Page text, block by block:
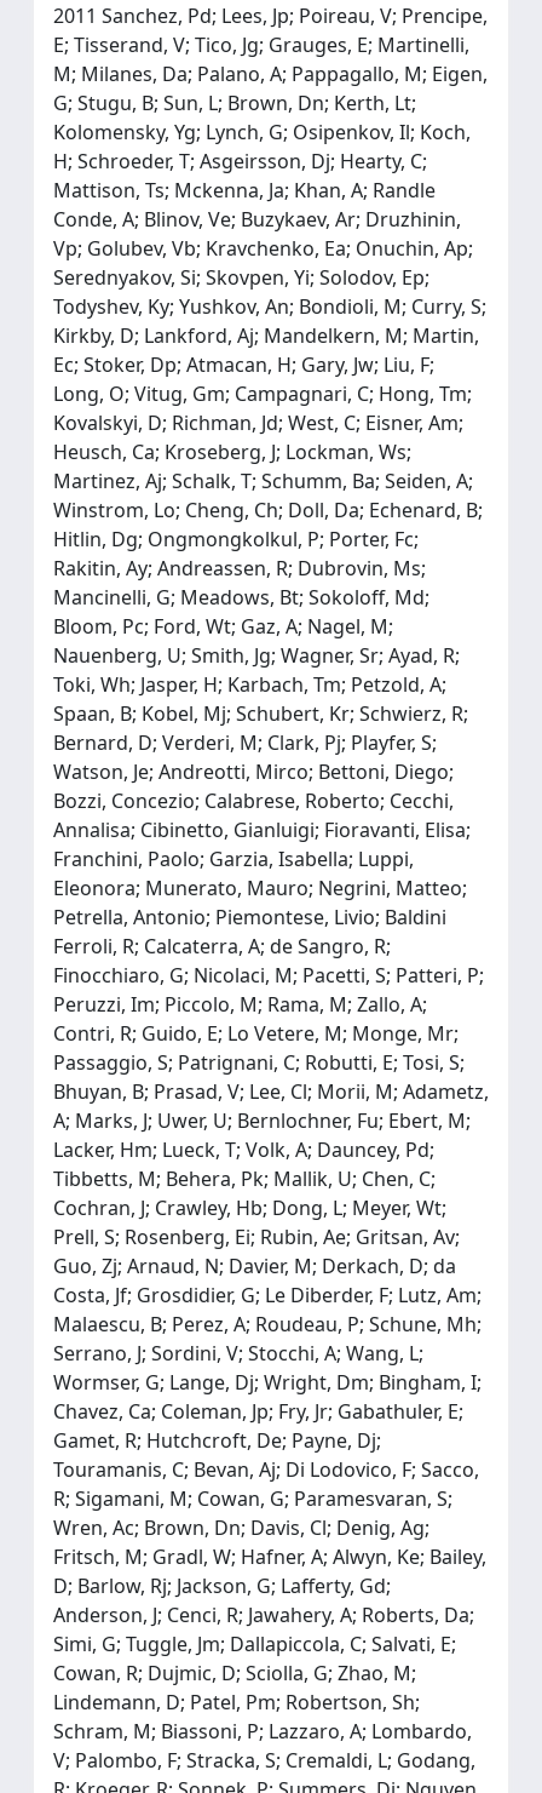
2011 Sanchez, Pd; Lees, Jp; Poireau, V; Prencipe,
E; Tisserand, V; Tico, Jg; Grauges, E; Martinelli,
M; Milanes, Da; Palano, A; Pappagallo, M; Eigen,
G; Stugu, B; Sun, L; Brown, Dn; Kerth, Lt;
Kolomensky, Yg; Lynch, G; Osipenkov, Il; Koch,
H; Schroeder, T; Asgeirsson, Dj; Hearty, C;
Mattison, Ts; Mckenna, Ja; Khan, A; Randle
Conde, A; Blinov, Ve; Buzykaev, Ar; Druzhinin,
Vp; Golubev, Vb; Kravchenko, Ea; Onuchin, Ap;
Serednyakov, Si; Skovpen, Yi; Solodov, Ep;
Todyshev, Ky; Yushkov, An; Bondioli, M; Curry, S;
Kirkby, D; Lankford, Aj; Mandelkern, M; Martin,
Ec; Stoker, Dp; Atmacan, H; Gary, Jw; Liu, F;
Long, O; Vitug, Gm; Campagnari, C; Hong, Tm;
Kovalskyi, D; Richman, Jd; West, C; Eisner, Am;
Heusch, Ca; Kroseberg, J; Lockman, Ws;
Martinez, Aj; Schalk, T; Schumm, Ba; Seiden, A;
Winstrom, Lo; Cheng, Ch; Doll, Da; Echenard, B;
Hitlin, Dg; Ongmongkolkul, P; Porter, Fc;
Rakitin, Ay; Andreassen, R; Dubrovin, Ms;
Mancinelli, G; Meadows, Bt; Sokoloff, Md;
Bloom, Pc; Ford, Wt; Gaz, A; Nagel, M;
Nauenberg, U; Smith, Jg; Wagner, Sr; Ayad, R;
Toki, Wh; Jasper, H; Karbach, Tm; Petzold, A;
Spaan, B; Kobel, Mj; Schubert, Kr; Schwierz, R;
Bernard, D; Verderi, M; Clark, Pj; Playfer, S;
Watson, Je; Andreotti, Mirco; Bettoni, Diego;
Bozzi, Concezio; Calabrese, Roberto; Cecchi,
Annalisa; Cibinetto, Gianluigi; Fioravanti, Elisa;
Franchini, Paolo; Garzia, Isabella; Luppi,
Eleonora; Munerato, Mauro; Negrini, Matteo;
Petrella, Antonio; Piemontese, Livio; Baldini
Ferroli, R; Calcaterra, A; de Sangro, R;
Finocchiaro, G; Nicolaci, M; Pacetti, S; Patteri, P;
Peruzzi, Im; Piccolo, M; Rama, M; Zallo, A;
Contri, R; Guido, E; Lo Vetere, M; Monge, Mr;
Passaggio, S; Patrignani, C; Robutti, E; Tosi, S;
Bhuyan, B; Prasad, V; Lee, Cl; Morii, M; Adametz,
A; Marks, J; Uwer, U; Bernlochner, Fu; Ebert, M;
Lacker, Hm; Lueck, T; Volk, A; Dauncey, Pd;
Tibbetts, M; Behera, Pk; Mallik, U; Chen, C;
Cochran, J; Crawley, Hb; Dong, L; Meyer, Wt;
Prell, S; Rosenberg, Ei; Rubin, Ae; Gritsan, Av;
Guo, Zj; Arnaud, N; Davier, M; Derkach, D; da
Costa, Jf; Grosdidier, G; Le Diberder, F; Lutz, Am;
Malaescu, B; Perez, A; Roudeau, P; Schune, Mh;
Serrano, J; Sordini, V; Stocchi, A; Wang, L;
Wormser, G; Lange, Dj; Wright, Dm; Bingham, I;
Chavez, Ca; Coleman, Jp; Fry, Jr; Gabathuler, E;
Gamet, R; Hutchcroft, De; Payne, Dj;
Touramanis, C; Bevan, Aj; Di Lodovico, F; Sacco,
R; Sigamani, M; Cowan, G; Paramesvaran, S;
Wren, Ac; Brown, Dn; Davis, Cl; Denig, Ag;
Fritsch, M; Gradl, W; Hafner, A; Alwyn, Ke; Bailey,
D; Barlow, Rj; Jackson, G; Lafferty, Gd;
Anderson, J; Cenci, R; Jawahery, A; Roberts, Da;
Simi, G; Tuggle, Jm; Dallapiccola, C; Salvati, E;
Cowan, R; Dujmic, D; Sciolla, G; Zhao, M;
Lindemann, D; Patel, Pm; Robertson, Sh;
Schram, M; Biassoni, P; Lazzaro, A; Lombardo,
V; Palombo, F; Stracka, S; Cremaldi, L; Godang,